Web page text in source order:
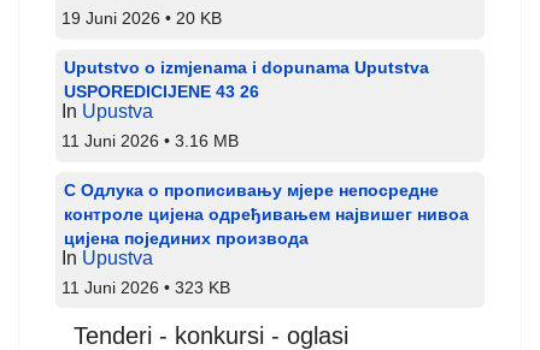
19 Juni 2026 20 KB
Uputstvo o izmjenama i dopunama Uputstva
USPOREDICIJENE 43 26
In Upustva
11 Juni 2026 3.16 MB
С Одлука о прописивању мјере непосредне
контроле цијена одређивањем највишег нивоа
цијена појединих производа
In Upustva
11 Juni 2026 323 KB
Tenderi - konkursi - oglasi